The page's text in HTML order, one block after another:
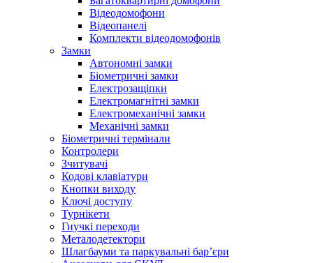
Відеодомофони
Відеопанелі
Комплекти відеодомофонів
Замки
Автономні замки
Біометричні замки
Електрозащіпки
Електромагнітні замки
Електромеханічні замки
Механічні замки
Біометричні термінали
Контролери
Зчитувачі
Кодові клавіатури
Кнопки виходу
Ключі доступу
Турнікети
Гнучкі переходи
Металодетектори
Шлагбауми та паркувальні бар’єри